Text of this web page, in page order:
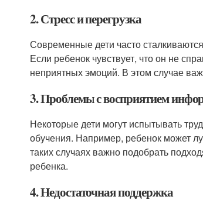
2. Стресс и перегрузка
Современные дети часто
Если ребенок чувствует, что он не
неприятных эмоций. В этом случае
3. Проблемы с восприятием
Некоторые дети могут испытывать
обучения. Например, ребенок может
таких случаях важно подобрать
ребенка.
4. Недостаточная поддержка